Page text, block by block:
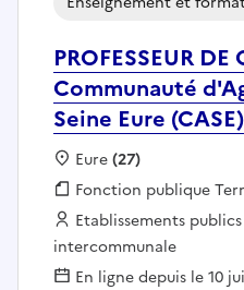
PROFESSEUR DE
Communauté
Seine Eure (CASE)
Localisation :
Eure(27)
Fonction publique :
Fonction publique
Employeur :
Etablissements
intercommunale
En ligne depuis le 10